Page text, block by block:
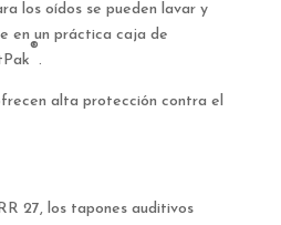
los oídos se pueden lavar y
en un práctica caja de
®
.
alta protección contra el
27, los tapones auditivos